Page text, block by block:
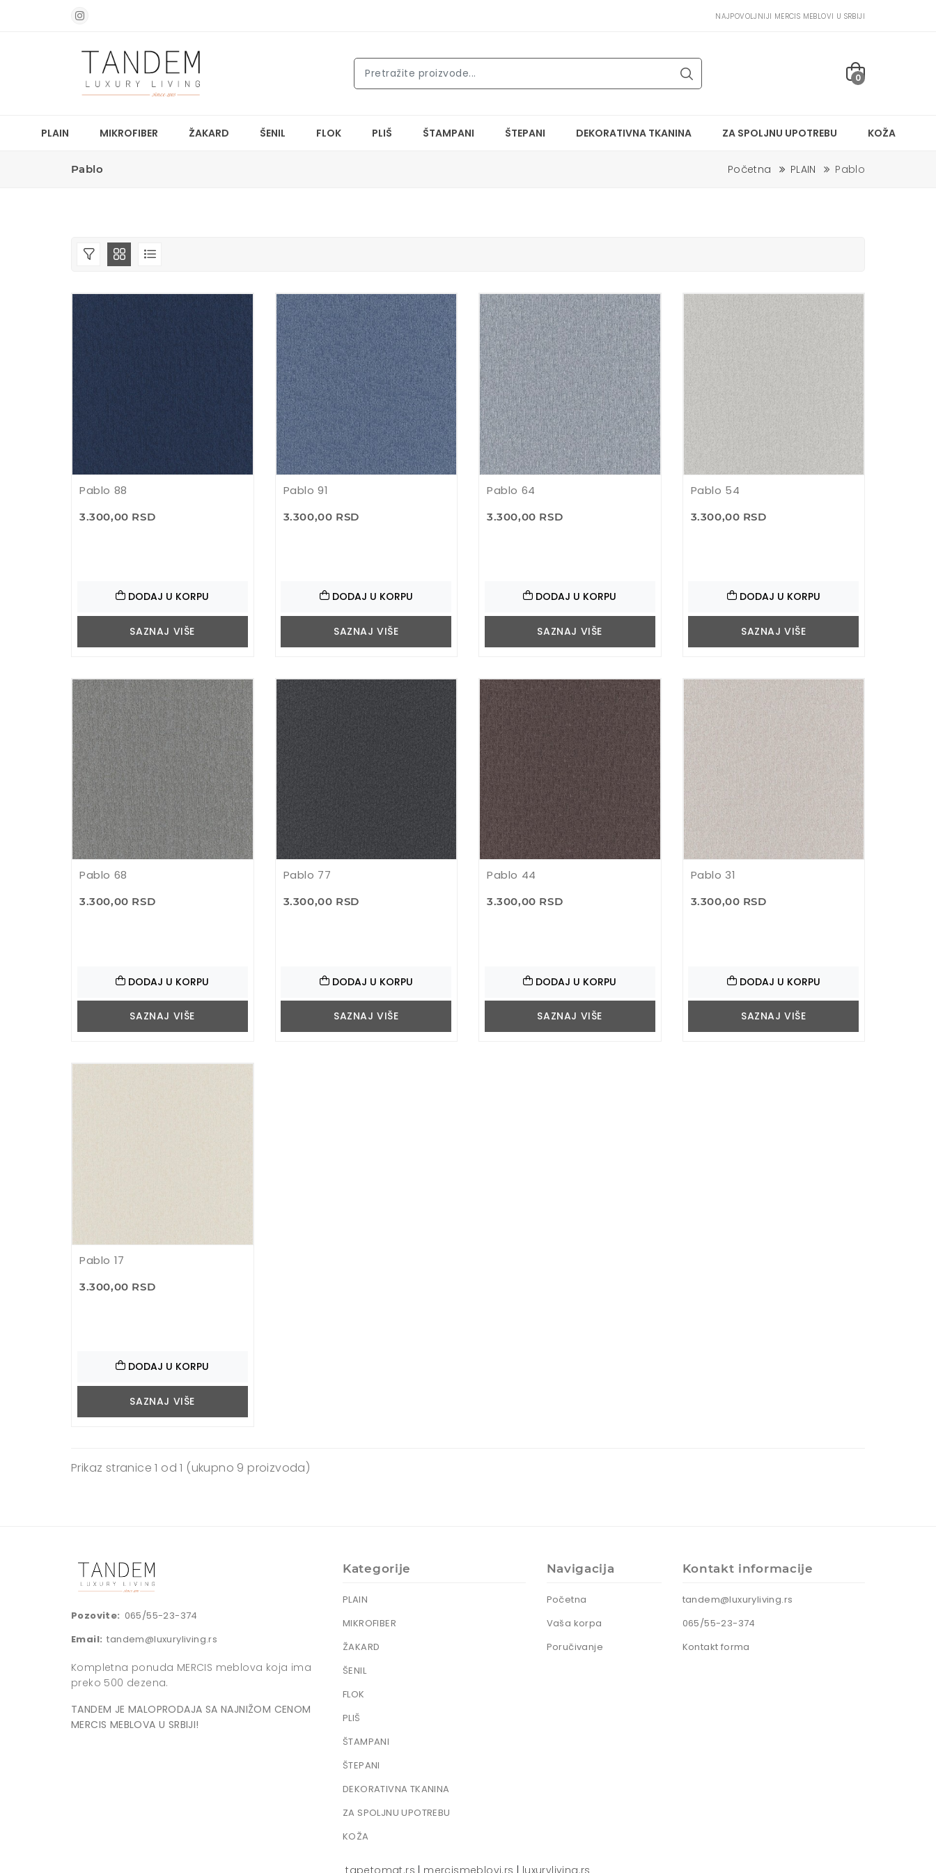
NAJPOVOLJNIJI MERCIS MEBLOVI U SRBIJI
0
PLAIN MIKROFIBER ŽAKARD ŠENIL FLOK PLIŠ ŠTAMPANI ŠTEPANI DEKORATIVNA TKANINA ZA SPOLJNU UPOTREBU KOŽA
Pablo Početna PLAIN Pablo
Pablo 88
3.300,00 RSD
DODAJ U KORPU
SAZNAJ VIŠE
Pablo 91
3.300,00 RSD
DODAJ U KORPU
SAZNAJ VIŠE
Pablo 64
3.300,00 RSD
DODAJ U KORPU
SAZNAJ VIŠE
Pablo 54
3.300,00 RSD
DODAJ U KORPU
SAZNAJ VIŠE
Pablo 68
3.300,00 RSD
DODAJ U KORPU
SAZNAJ VIŠE
Pablo 77
3.300,00 RSD
DODAJ U KORPU
SAZNAJ VIŠE
Pablo 44
3.300,00 RSD
DODAJ U KORPU
SAZNAJ VIŠE
Pablo 31
3.300,00 RSD
DODAJ U KORPU
SAZNAJ VIŠE
Pablo 17
3.300,00 RSD
DODAJ U KORPU
SAZNAJ VIŠE
Prikaz stranice1 od 1 (ukupno 9 proizvoda)
Pozovite: 065/55-23-374
Email: tandem@luxuryliving.rs
Kompletna ponuda MERCIS meblova koja ima
preko 500 dezena.
TANDEM JE MALOPRODAJA SA NAJNIŽOM CENOM
MERCIS MEBLOVA U SRBIJI!
Kategorije
PLAIN
MIKROFIBER
ŽAKARD
ŠENIL
FLOK
PLIŠ
ŠTAMPANI
ŠTEPANI
DEKORATIVNA TKANINA
ZA SPOLJNU UPOTREBU
KOŽA
Navigacija
Početna
Vaša korpa
Poručivanje
Kontakt informacije
tandem@luxuryliving.rs
065/55-23-374
Kontakt forma
tapetomat.rs | mercismeblovi.rs | luxuryliving.rs